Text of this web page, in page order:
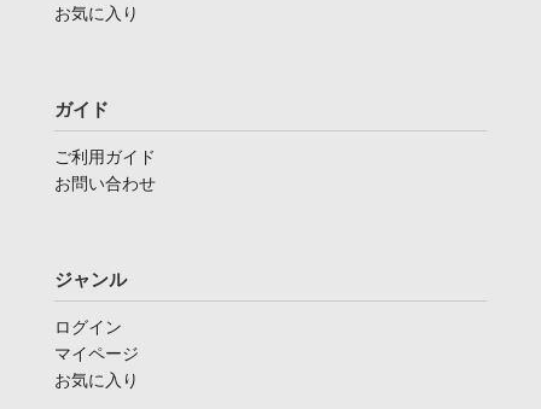
お気に入り
ガイド
ご利用ガイド
お問い合わせ
ジャンル
ログイン
マイページ
お気に入り